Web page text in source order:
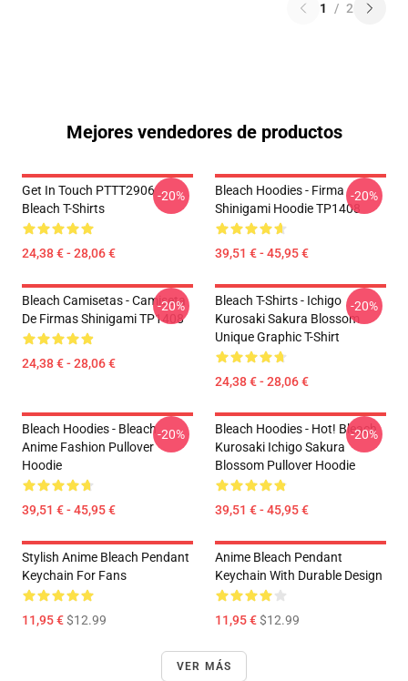
1 / 2
Mejores vendedores de productos
Get In Touch PTTT2906
Bleach T-Shirts
24,38 € - 28,06 €
-20%
Bleach Hoodies - Firma
Shinigami Hoodie TP1408
39,51 € - 45,95 €
-20%
Bleach Camisetas - Camiseta
De Firmas Shinigami TP1408
24,38 € - 28,06 €
-20%
Bleach T-Shirts - Ichigo
Kurosaki Sakura Blossom
Unique Graphic T-Shirt
24,38 € - 28,06 €
-20%
Bleach Hoodies - Bleach
Anime Fashion Pullover
Hoodie
39,51 € - 45,95 €
-20%
Bleach Hoodies - Hot! Bleach
Kurosaki Ichigo Sakura
Blossom Pullover Hoodie
39,51 € - 45,95 €
-20%
Stylish Anime Bleach Pendant
Keychain For Fans
11,95 €$12.99
Anime Bleach Pendant
Keychain With Durable Design
11,95 €$12.99
VER MÁS